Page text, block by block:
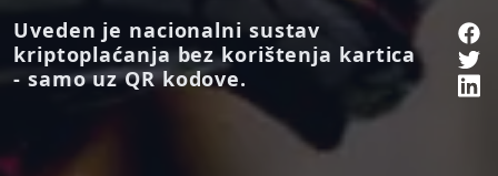
Uveden je nacionalni sustav
kriptoplaćanja bez korištenja kartica
- samo uz QR kodove.